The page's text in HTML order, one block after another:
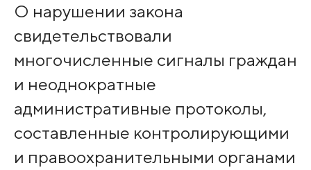
О нарушении закона
свидетельствовали
многочисленные сигналы граждан
и неоднократные
административные протоколы,
составленные контролирующими
и правоохранительными органами